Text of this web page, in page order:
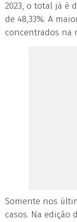
2023, o total já é
de 48,33%. A
concentrados na
Somente nos
casos. Na edição